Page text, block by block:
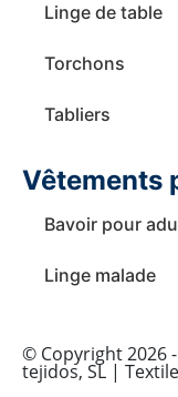
Linge de table
Torchons
Tabliers
Vêtements
Bavoir pour
Linge malade
© Copyright 2026
tejidos, SL |